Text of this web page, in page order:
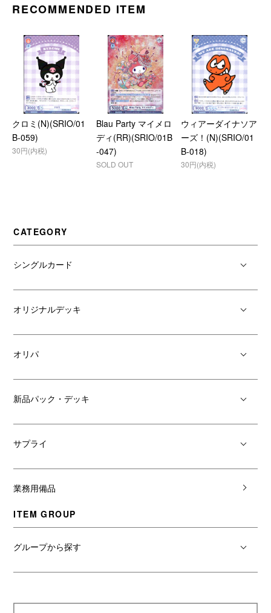
RECOMMENDED ITEM
クロミ(N)(SRIO/01
B-059)
30円(内税)
Blau Party マイメロ
ディ(RR)(SRIO/01B
-047)
SOLD OUT
ウィアーダイナソア
ーズ！(N)(SRIO/01
B-018)
30円(内税)
CATEGORY
シングルカード
オリジナルデッキ
オリパ
新品パック・デッキ
サプライ
業務用備品
ITEM GROUP
グループから探す